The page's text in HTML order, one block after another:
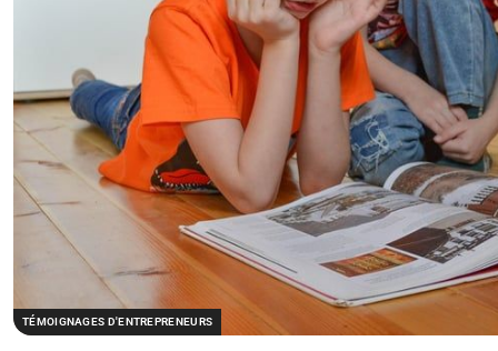
TÉMOIGNAGES D'ENTREPRENEURS